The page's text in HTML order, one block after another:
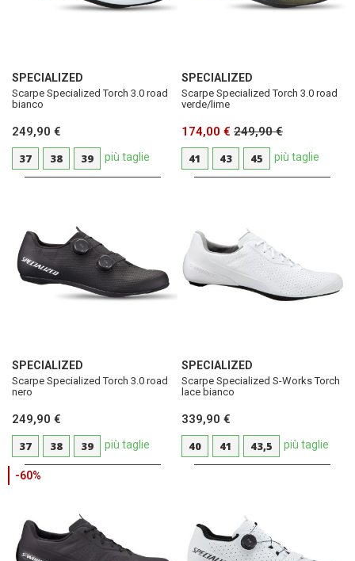
SPECIALIZED
Scarpe Specialized Torch 3.0 road
bianco
249,90 €
37
38 39 più taglie
SPECIALIZED
Scarpe Specialized Torch 3.0 road
verde/lime
174,00 € 249,90 €
41
43 45 più taglie
SPECIALIZED
Scarpe Specialized Torch 3.0 road
nero
249,90 €
37
38 39 più taglie
SPECIALIZED
Scarpe Specialized S-Works Torch
lace bianco
339,90 €
40
41 43,5 più taglie
-60%